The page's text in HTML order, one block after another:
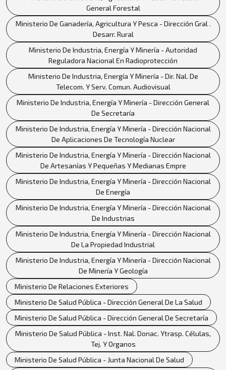
General Forestal
Ministerio De Ganadería, Agricultura Y Pesca - Dirección Gral .
Desarr. Rural
Ministerio De Industria, Energía Y Minería - Autoridad
Reguladora Nacional En Radioprotección
Ministerio De Industria, Energía Y Minería - Dir. Nal. De
Telecom. Y Serv. Comun. Audiovisual
Ministerio De Industria, Energía Y Minería - Dirección General
De Secretaría
Ministerio De Industria, Energía Y Minería - Dirección Nacional
De Aplicaciones De Tecnología Nuclear
Ministerio De Industria, Energía Y Minería - Dirección Nacional
De Artesanías Y Pequeñas Y Medianas Empre
Ministerio De Industria, Energía Y Minería - Dirección Nacional
De Energía
Ministerio De Industria, Energía Y Minería - Dirección Nacional
De Industrias
Ministerio De Industria, Energía Y Minería - Dirección Nacional
De La Propiedad Industrial
Ministerio De Industria, Energía Y Minería - Dirección Nacional
De Minería Y Geología
Ministerio De Relaciones Exteriores
Ministerio De Salud Pública - Dirección General De La Salud
Ministerio De Salud Pública - Dirección General De Secretaría
Ministerio De Salud Pública - Inst. Nal. Donac. Ytrasp. Células,
Tej. Y Organos
Ministerio De Salud Pública - Junta Nacional De Salud